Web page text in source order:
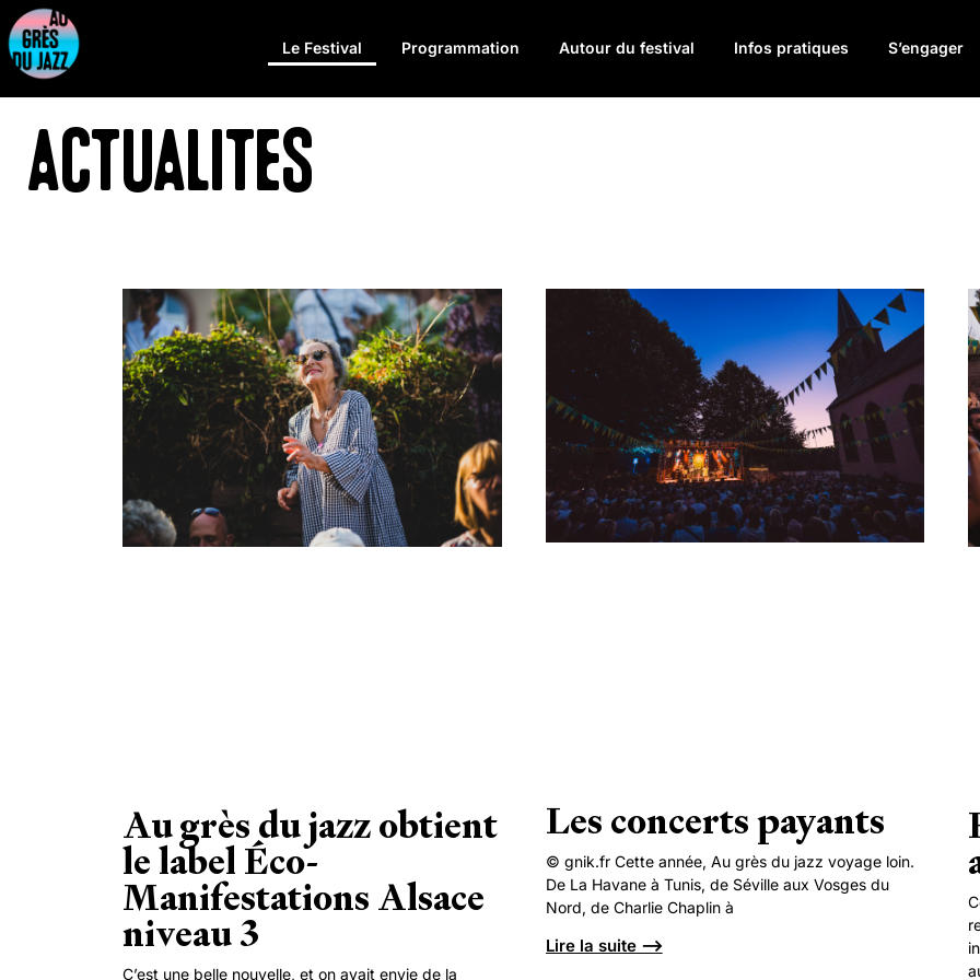
Le Festival Programmation Autour du festival Infos pratiques S’engager
ACTUALITÉS
Au grès du jazz obtient
le label Éco-
Manifestations Alsace
niveau 3
C’est une belle nouvelle, et on avait envie de la
Les concerts payants
© gnik.fr Cette année, Au grès du jazz voyage loin.
De La Havane à Tunis, de Séville aux Vosges du
Nord, de Charlie Chaplin à
Lire la suite ⟶